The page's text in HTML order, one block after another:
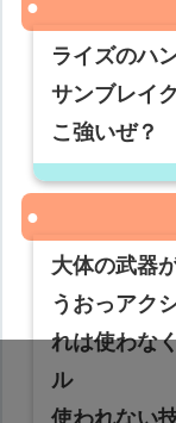
ライズのハ
サンブレイ
こ強いぜ？
大体の武器
うおっアク
れは使わな
ル